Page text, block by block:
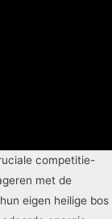
competitie-
met de
eigen heilige bos